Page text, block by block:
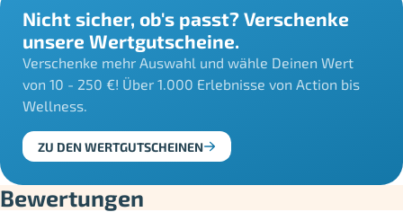
Nicht sicher, ob's passt? Verschenke
unsere Wertgutscheine.
Verschenke mehr Auswahl und wähle Deinen Wert
von 10 - 250 €! Über 1.000 Erlebnisse von Action bis
Wellness.
ZU DEN WERTGUTSCHEINEN
Bewertungen